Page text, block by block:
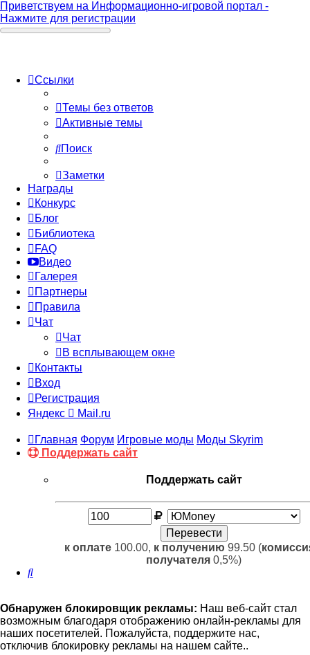
Приветствуем на Информационно-игровой портал -
Нажмите для регистрации
Ссылки
Темы без ответов
Активные темы
Поиск
Заметки
Награды
Конкурс
Блог
Библиотека
FAQ
Видео
Галерея
Партнеры
Правила
Чат
Чат
В всплывающем окне
Контакты
Вход
Регистрация
Яндекс
Mail.ru
Главная Форум Игровые моды Моды Skyrim
Поддержать сайт
Поддержать сайт
к оплате100.00, к получению 99.50 (
получателя 0,5%)
Поиск
Обнаружен блокировщик рекламы: Наш веб-сайт стал
возможным благодаря отображению онлайн-рекламы для
наших посетителей. Пожалуйста, поддержите нас,
отключив блокировку рекламы на нашем сайте..